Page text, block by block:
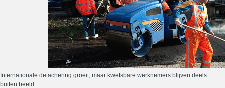
Internationale detachering groeit, maar kwetsbare werknemers blijven deels
buiten beeld